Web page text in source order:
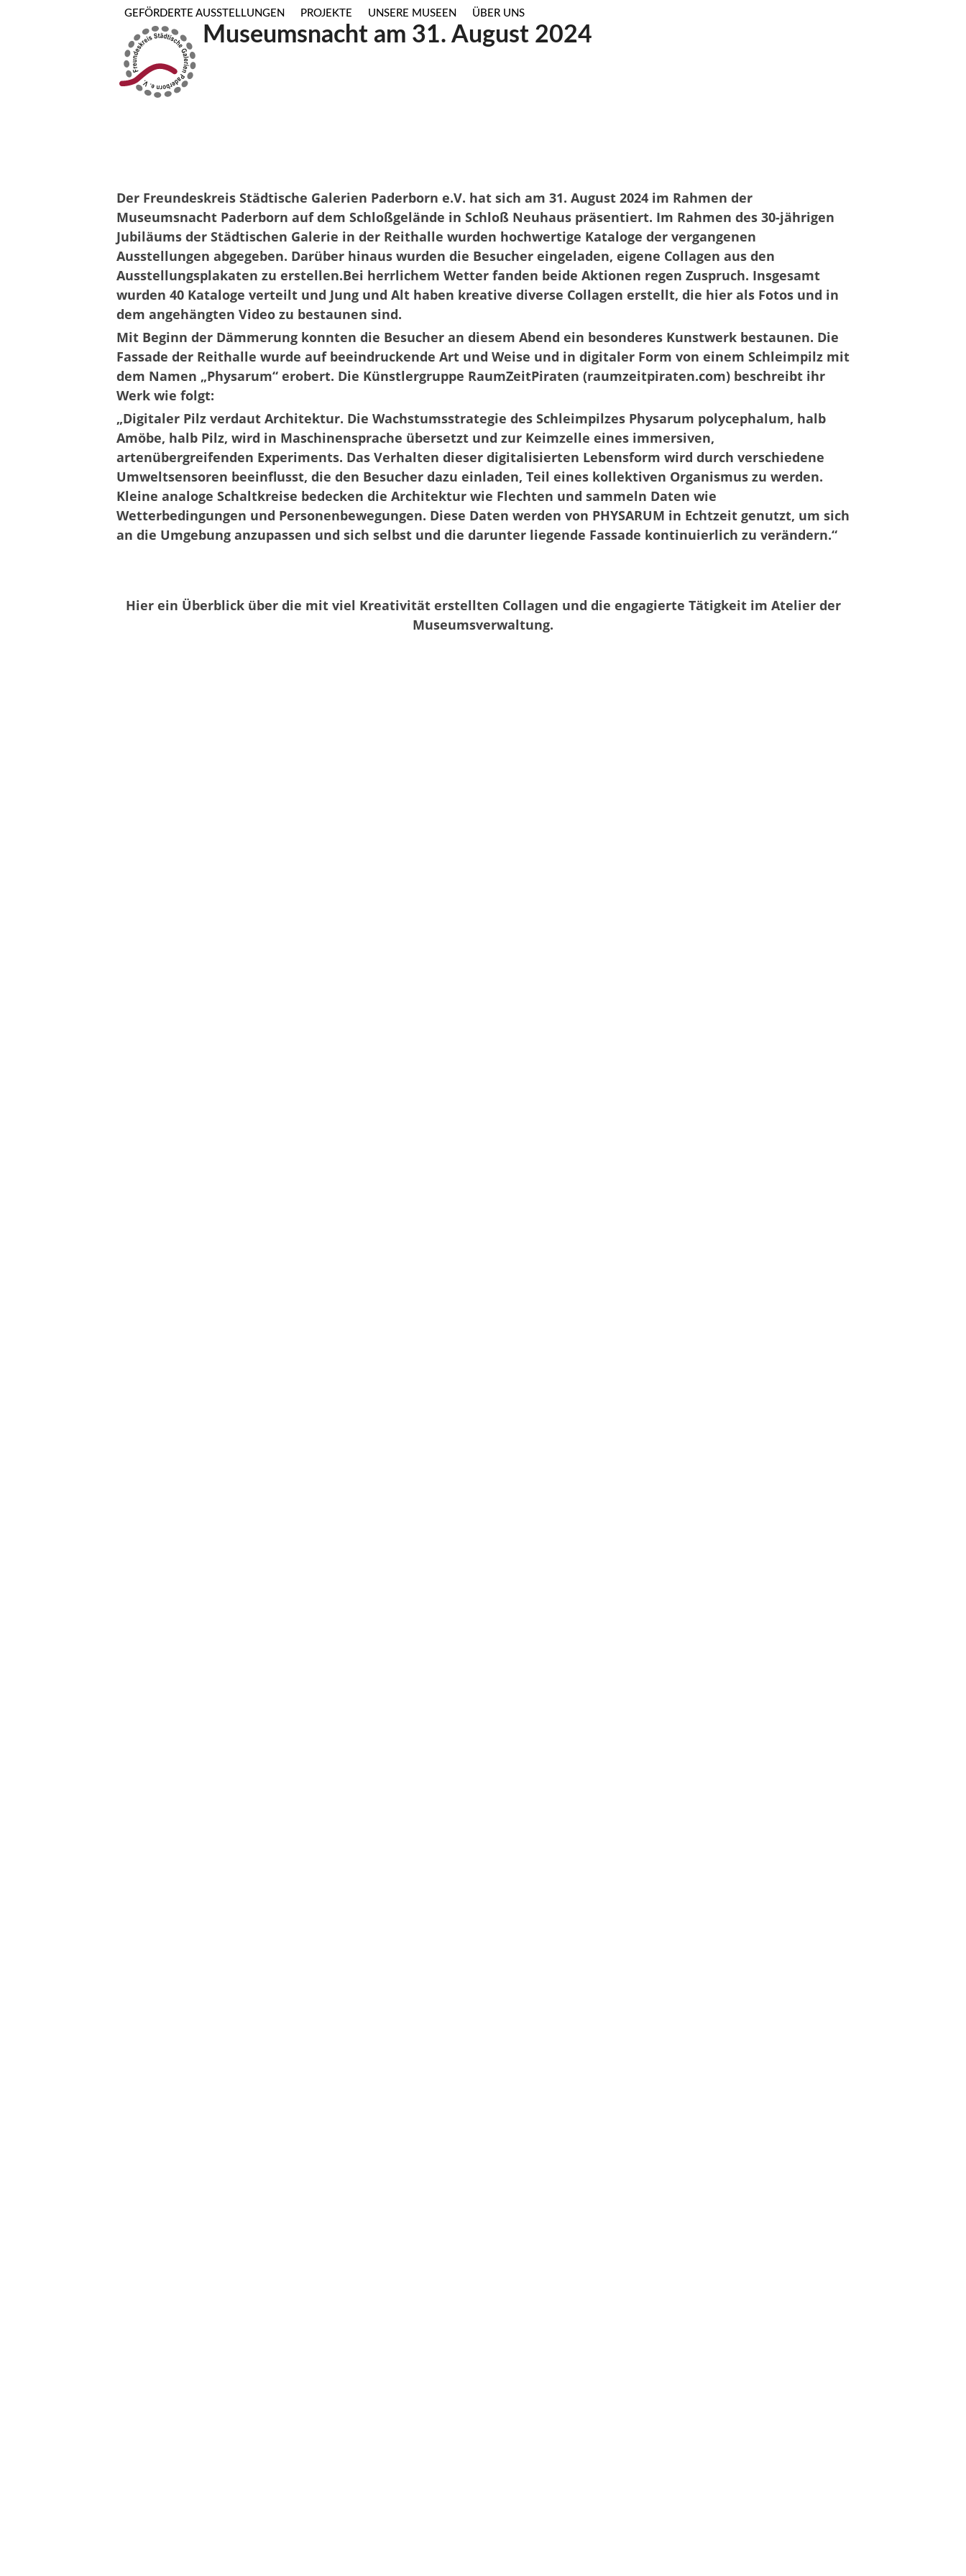
GEFÖRDERTE AUSSTELLUNGEN PROJEKTE UNSERE MUSEEN ÜBER UNS
Museumsnacht am 31. August 2024
Der Freundeskreis Städtische Galerien Paderborn e.V. hat sich am 31. August 2024 im Rahmen der
Museumsnacht Paderborn auf dem Schloßgelände in Schloß Neuhaus präsentiert. Im Rahmen des 30-jährigen
Jubiläums der Städtischen Galerie in der Reithalle wurden hochwertige Kataloge der vergangenen
Ausstellungen abgegeben. Darüber hinaus wurden die Besucher eingeladen, eigene Collagen aus den
Ausstellungsplakaten zu erstellen.Bei herrlichem Wetter fanden beide Aktionen regen Zuspruch. Insgesamt
wurden 40 Kataloge verteilt und Jung und Alt haben kreative diverse Collagen erstellt, die hier als Fotos und in
dem angehängten Video zu bestaunen sind.
Mit Beginn der Dämmerung konnten die Besucher an diesem Abend ein besonderes Kunstwerk bestaunen. Die
Fassade der Reithalle wurde auf beeindruckende Art und Weise und in digitaler Form von einem Schleimpilz mit
dem Namen „Physarum“ erobert. Die Künstlergruppe RaumZeitPiraten (raumzeitpiraten.com) beschreibt ihr
Werk wie folgt:
„Digitaler Pilz verdaut Architektur. Die Wachstumsstrategie des Schleimpilzes Physarum polycephalum, halb
Amöbe, halb Pilz, wird in Maschinensprache übersetzt und zur Keimzelle eines immersiven,
artenübergreifenden Experiments. Das Verhalten dieser digitalisierten Lebensform wird durch verschiedene
Umweltsensoren beeinflusst, die den Besucher dazu einladen, Teil eines kollektiven Organismus zu werden.
Kleine analoge Schaltkreise bedecken die Architektur wie Flechten und sammeln Daten wie
Wetterbedingungen und Personenbewegungen. Diese Daten werden von PHYSARUM in Echtzeit genutzt, um sich
an die Umgebung anzupassen und sich selbst und die darunter liegende Fassade kontinuierlich zu verändern.“
Hier ein Überblick über die mit viel Kreativität erstellten Collagen und die engagierte Tätigkeit im Atelier der
Museumsverwaltung.